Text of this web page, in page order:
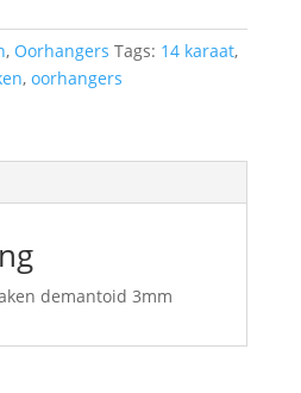
, Oorhangers Tags: 14 karaat,
, oorhangers
demantoid 3mm